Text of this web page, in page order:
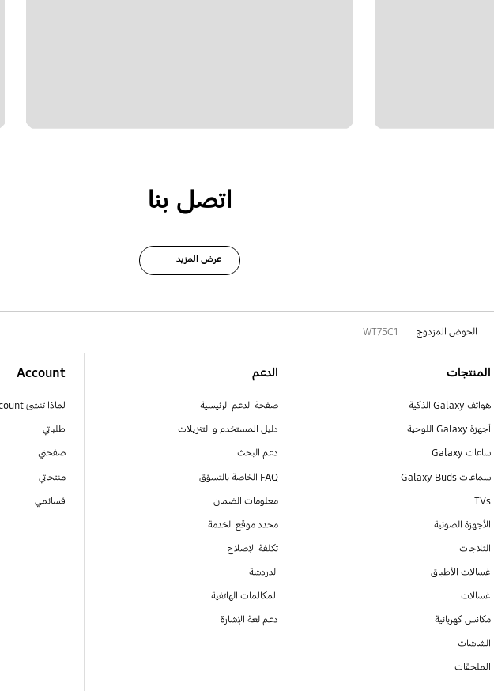
اتصل بنا
عرض المزيد
الحوض المزدوج WT75C1
المنتجات
هواتف Galaxy الذكية
أجهزة Galaxy اللوحية
ساعات Galaxy
سماعات Galaxy Buds
TVs
الأجهزة الصوتية
الثلاجات
غسالات الأطباق
غسالات
مكانس كهربائية
الشاشات
الملحقات
الدعم
صفحة الدعم الرئيسية
دليل المستخدم و التنزيلات
دعم البحث
FAQ الخاصة بالتسوّق
معلومات الضمان
محدد موقع الخدمة
تكلفة الإصلاح
الدردشة
المكالمات الهاتفية
دعم لغة الإشارة
Account
لماذا تنشئ Samsung Account
طلباتي
صفحتي
منتجاتي
قسائمي